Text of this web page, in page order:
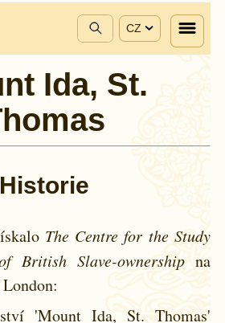
CZ
Ida, St.
Historie
The Centre for the Study
British Slave-ownership na
'Mount Ida, St. Thomas'